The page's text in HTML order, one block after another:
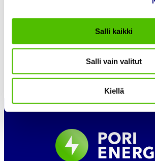
Salli kaikki
Salli vain valitut
Kiellä
Lataa lisää